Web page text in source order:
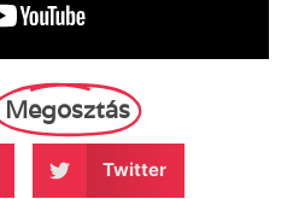
Megosztás
Twitter